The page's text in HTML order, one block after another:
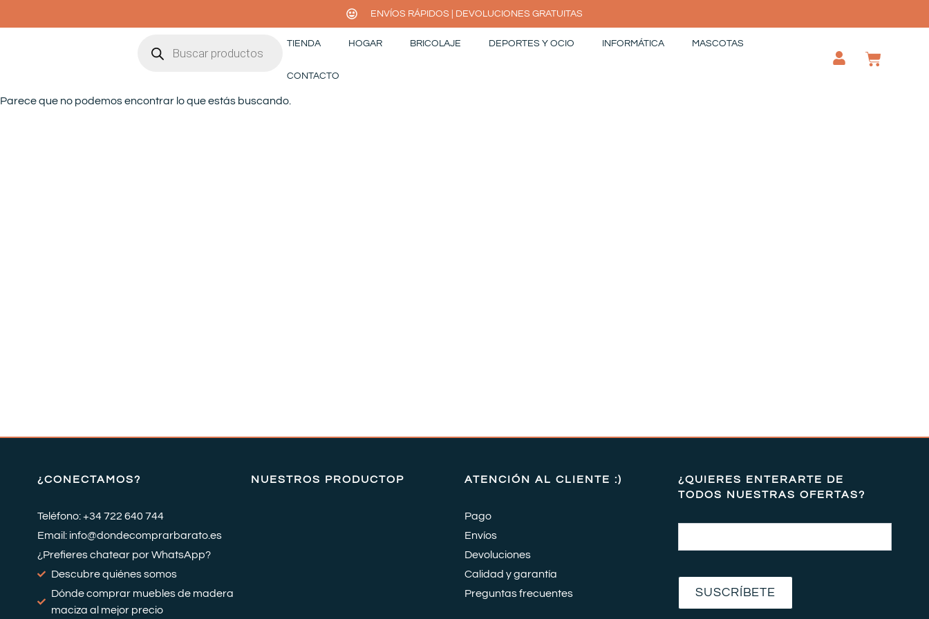
al
ENVÍOS RÁPIDOS | DEVOLUCIONES GRATUITAS
productos
TIENDA HOGAR BRICOLAJE DEPORTES Y OCIO INFORMÁTICA MASCOTAS
CONTACTO
Parece que no podemos encontrar lo que estás buscando.
¿CONECTAMOS?
Teléfono: +34 722 640 744
Email: info@dondecomprarbarato.es
¿Prefieres chatear por WhatsApp?
Descubre quiénes somos
Dónde comprar muebles de madera
maciza al mejor precio
NUESTROS PRODUCTOP ATENCIÓN AL CLIENTE :)
Pago
Envíos
Devoluciones
Calidad y garantía
Preguntas frecuentes
¿QUIERES ENTERARTE DE
TODOS NUESTRAS OFERTAS?
SUSCRÍBETE